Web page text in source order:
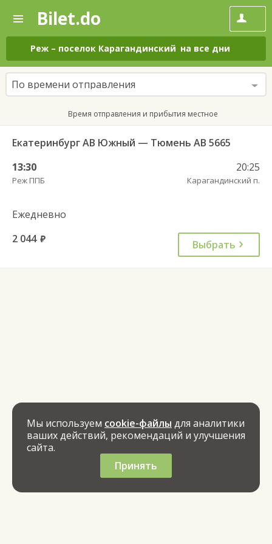
—
Поиск
и
покупка
билетов
на
автобус
онлайн
Bilet.do
Реж – поселок Карагандинский на все дни
По времени отправления
Время отправления и прибытия местное
Екатеринбург АВ Южный — Тюмень АВ 5665
13:30
Реж ППБ
20:25
Карагандинский п.
Ежедневно
2 044 руб. Выбрать
Мы используем cookie-файлы для аналитики
ваших действий, рекомендаций и улучшения
сайта.
Принять